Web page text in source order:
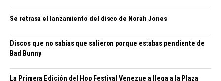
Se retrasa el lanzamiento del disco de Norah Jones
Discos que no sabías que salieron porque estabas pendiente de
Bad Bunny
La Primera Edición del Hop Festival Venezuela llega a la Plaza